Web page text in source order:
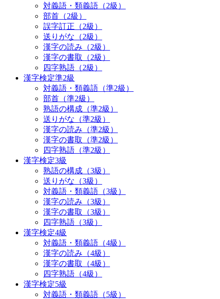
対義語・類義語（2級）
部首（2級）
誤字訂正（2級）
送りがな（2級）
漢字の読み（2級）
漢字の書取（2級）
四字熟語（2級）
漢字検定準2級
対義語・類義語（準2級）
部首（準2級）
熟語の構成（準2級）
送りがな（準2級）
漢字の読み（準2級）
漢字の書取（準2級）
四字熟語（準2級）
漢字検定3級
熟語の構成（3級）
送りがな（3級）
対義語・類義語（3級）
漢字の読み（3級）
漢字の書取（3級）
四字熟語（3級）
漢字検定4級
対義語・類義語（4級）
漢字の読み（4級）
漢字の書取（4級）
四字熟語（4級）
漢字検定5級
対義語・類義語（5級）